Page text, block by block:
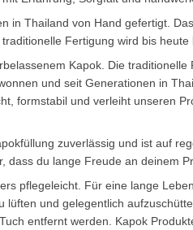
in Thailand von Hand gefertigt.
Fertigung wird bis heute
Kapok. Die traditionelle
und seit Generationen in
formstabil und verleiht unseren
zuverlässig und ist auf
dass du lange Freude an deinem
pflegeleicht. Für eine lange
lüften und gelegentlich
entfernt werden. Kapok